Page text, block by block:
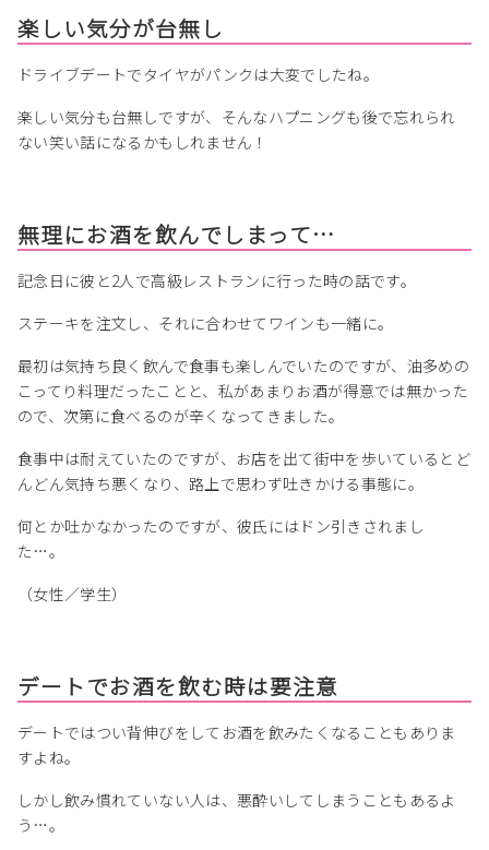
楽しい気分が台無し
ドライブデートでタイヤがパンクは大変でしたね。
楽しい気分も台無しですが、そんなハプニングも後で忘れられ
ない笑い話になるかもしれません！
無理にお酒を飲んでしまって…
記念日に彼と2人で高級レストランに行った時の話です。
ステーキを注文し、それに合わせてワインも一緒に。
最初は気持ち良く飲んで食事も楽しんでいたのですが、油多めの
こってり料理だったことと、私があまりお酒が得意では無かった
ので、次第に食べるのが辛くなってきました。
食事中は耐えていたのですが、お店を出て街中を歩いているとど
んどん気持ち悪くなり、路上で思わず吐きかける事態に。
何とか吐かなかったのですが、彼氏にはドン引きされまし
た…。
（女性／学生）
デートでお酒を飲む時は要注意
デートではつい背伸びをしてお酒を飲みたくなることもありま
すよね。
しかし飲み慣れていない人は、悪酔いしてしまうこともあるよ
う…。